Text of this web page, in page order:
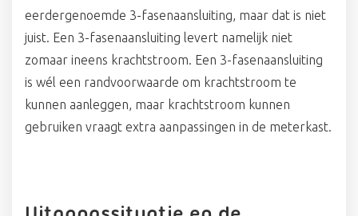
eerdergenoemde 3-fasenaansluiting, maar dat is niet
juist. Een 3-fasenaansluiting levert namelijk niet
zomaar ineens krachtstroom. Een 3-fasenaansluiting
is wél een randvoorwaarde om krachtstroom te
kunnen aanleggen, maar krachtstroom kunnen
gebruiken vraagt extra aanpassingen in de meterkast.